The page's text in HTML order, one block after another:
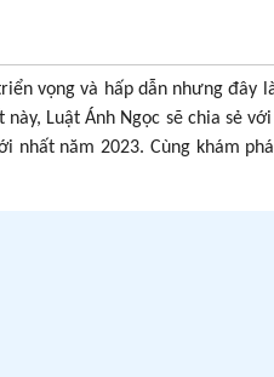
vọng và hấp dẫn nhưng đây
Luật Ánh Ngọc sẽ chia sẻ
năm 2023. Cùng khám